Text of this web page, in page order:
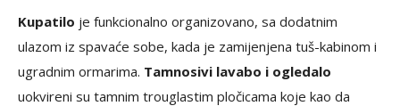
Kupatilo je funkcionalno organizovano, sa dodatnim
ulazom iz spavaće sobe, kada je zamijenjena tuš-kabinom i
ugradnim ormarima. Tamnosivi lavabo i ogledalo
uokvireni su tamnim trouglastim pločicama koje kao da